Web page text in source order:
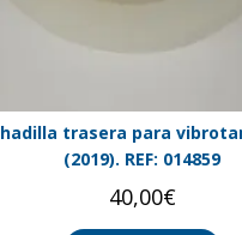
trasera para
(2019). REF: 014859
40,00€